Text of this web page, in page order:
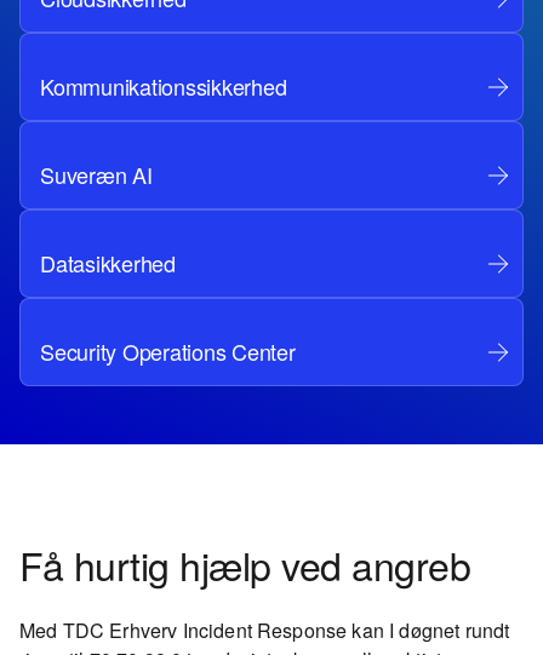
Kommunikationssikkerhed
Suveræn AI
Datasikkerhed
Security Operations Center
Få hurtig hjælp ved angreb
Med TDC Erhverv Incident Response kan I døgnet rundt